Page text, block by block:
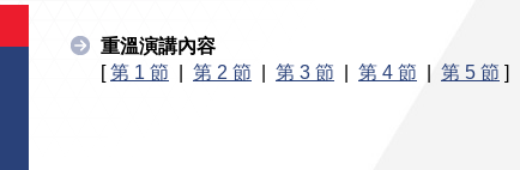
重溫演講內容
[第 1 節 | 第 2 節 | 第 3 節 | 第 4 節 | 第 5 節 ]